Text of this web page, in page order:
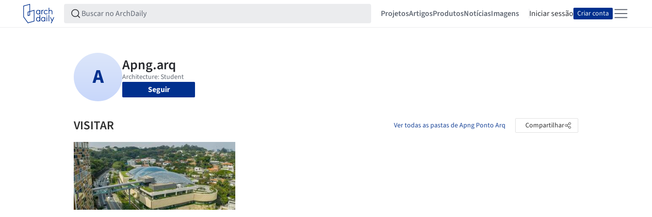
ProjetosArtigosProdutosNotíciasImagens Iniciar sessão Criar conta
Seguir
VISITAR Ver todas as pastas de Apng Ponto Arq Compartilhar